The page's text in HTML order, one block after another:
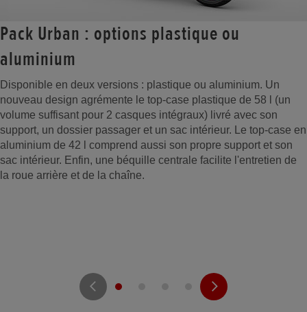
Pack Urban : options plastique ou
aluminium
Disponible en deux versions : plastique ou aluminium. Un
nouveau design agrémente le top-case plastique de 58 l (un
volume suffisant pour 2 casques intégraux) livré avec son
support, un dossier passager et un sac intérieur. Le top-case en
aluminium de 42 l comprend aussi son propre support et son
sac intérieur. Enfin, une béquille centrale facilite l'entretien de
la roue arrière et de la chaîne.